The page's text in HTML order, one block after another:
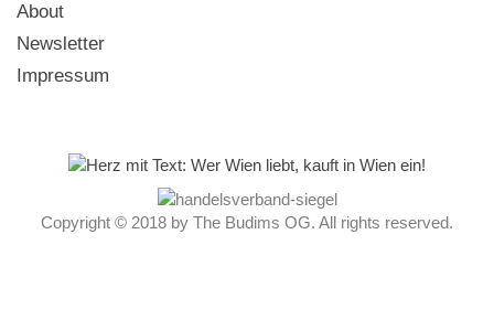
About
Newsletter
Impressum
Copyright © 2018 by The Budims OG. All rights reserved.